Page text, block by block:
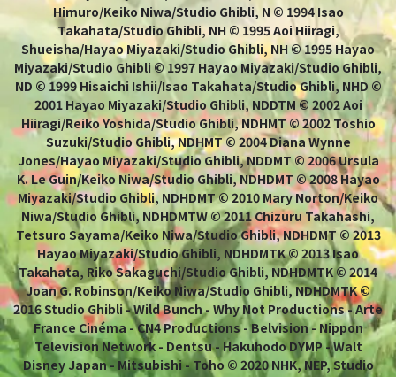
Himuro/Keiko Niwa/Studio Ghibli, N © 1994 Isao
Takahata/Studio Ghibli, NH © 1995 Aoi Hiiragi,
Shueisha/Hayao Miyazaki/Studio Ghibli, NH © 1995 Hayao
Miyazaki/Studio Ghibli © 1997 Hayao Miyazaki/Studio Ghibli,
ND © 1999 Hisaichi Ishii/Isao Takahata/Studio Ghibli, NHD ©
2001 Hayao Miyazaki/Studio Ghibli, NDDTM © 2002 Aoi
Hiiragi/Reiko Yoshida/Studio Ghibli, NDHMT © 2002 Toshio
Suzuki/Studio Ghibli, NDHMT © 2004 Diana Wynne
Jones/Hayao Miyazaki/Studio Ghibli, NDDMT © 2006 Ursula
K. Le Guin/Keiko Niwa/Studio Ghibli, NDHDMT © 2008 Hayao
Miyazaki/Studio Ghibli, NDHDMT © 2010 Mary Norton/Keiko
Niwa/Studio Ghibli, NDHDMTW © 2011 Chizuru Takahashi,
Tetsuro Sayama/Keiko Niwa/Studio Ghibli, NDHDMT © 2013
Hayao Miyazaki/Studio Ghibli, NDHDMTK © 2013 Isao
Takahata, Riko Sakaguchi/Studio Ghibli, NDHDMTK © 2014
Joan G. Robinson/Keiko Niwa/Studio Ghibli, NDHDMTK ©
2016 Studio Ghibli - Wild Bunch - Why Not Productions - Arte
France Cinéma - CN4 Productions - Belvision - Nippon
Television Network - Dentsu - Hakuhodo DYMP - Walt
Disney Japan - Mitsubishi - Toho © 2020 NHK, NEP, Studio